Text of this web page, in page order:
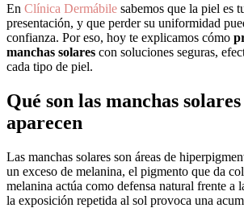
En Clínica Dermábile sabemos que la piel es
presentación, y que perder su uniformidad
confianza. Por eso, hoy te explicamos cómo
manchas solares con soluciones seguras,
cada tipo de piel.
Qué son las manchas
aparecen
Las manchas solares son áreas de
un exceso de melanina, el pigmento que da
melanina actúa como defensa natural frente a
la exposición repetida al sol provoca una